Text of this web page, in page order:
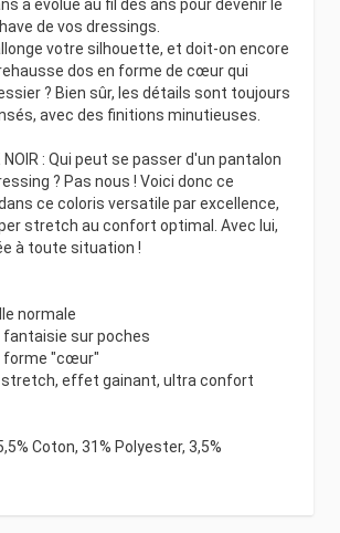
a évolué au fil des ans pour devenir le
de vos dressings.
votre silhouette, et doit-on encore
dos en forme de cœur qui
? Bien sûr, les détails sont toujours
avec des finitions minutieuses.
NOIR : Qui peut se passer d'un pantalon
? Pas nous ! Voici donc ce
ce coloris versatile par excellence,
stretch au confort optimal. Avec lui,
à toute situation !
normale
fantaisie sur poches
forme "cœur"
stretch, effet gainant, ultra confort
Coton, 31% Polyester, 3,5%